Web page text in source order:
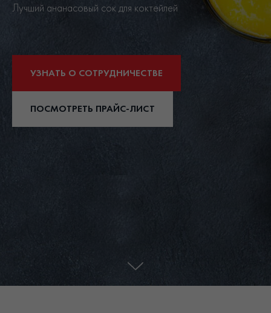
Лучший ананасовый сок для коктейлей
УЗНАТЬ О СОТРУДНИЧЕСТВЕ
ПОСМОТРЕТЬ ПРАЙС-ЛИСТ